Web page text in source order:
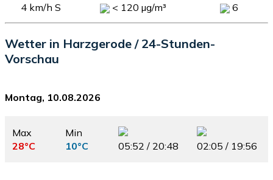
4 km/h S
< 120 µg/m³ 6
Wetter in Harzgerode / 24-Stunden-
Vorschau
Montag, 10.08.2026
Max
28°C
Min
10°C
05:52 / 20:48 02:05 / 19:56